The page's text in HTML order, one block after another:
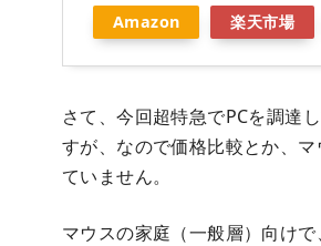
Amazon 楽天市場
さて、今回超特急でPCを調達
すが、なので価格比較とか、
ていません。
マウスの家庭（一般層）向けで